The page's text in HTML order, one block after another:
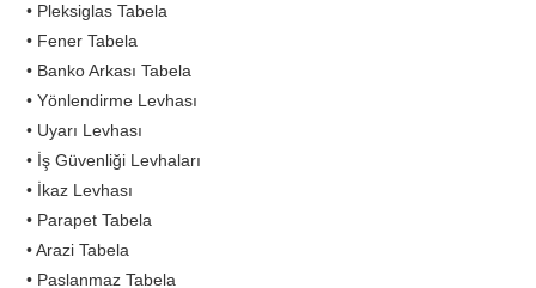
• Pleksiglas Tabela
• Fener Tabela
• Banko Arkası Tabela
• Yönlendirme Levhası
• Uyarı Levhası
• İş Güvenliği Levhaları
• İkaz Levhası
• Parapet Tabela
• Arazi Tabela
• Paslanmaz Tabela